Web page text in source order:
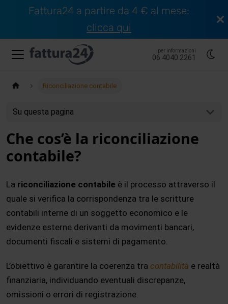
Fattura24 a partire da 4 € al mese:
clicca qui
per informazioni
06.4040.2261
Riconciliazione contabile
Su questa pagina
Che cos’è la riconciliazione
contabile?
La riconciliazione contabile è il processo attraverso il
quale si verifica la corrispondenza tra le scritture
contabili interne di un soggetto economico e le
evidenze esterne derivanti da movimenti bancari,
documenti fiscali e sistemi di pagamento.
L’obiettivo è garantire la coerenza tra contabilità e realtà
finanziaria, individuando eventuali discrepanze,
omissioni o errori di registrazione.